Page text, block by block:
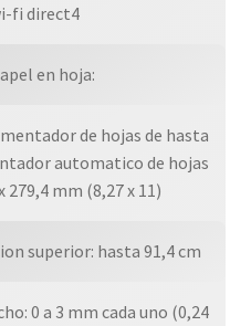
fi direct4
en hoja:
de hojas de hasta
automatico de hojas
279,4 mm (8,27 x 11)
superior: hasta 91,4 cm
0 a 3 mm cada uno (0,24